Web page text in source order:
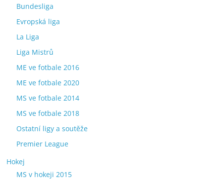
Bundesliga
Evropská liga
La Liga
Liga Mistrů
ME ve fotbale 2016
ME ve fotbale 2020
MS ve fotbale 2014
MS ve fotbale 2018
Ostatní ligy a soutěže
Premier League
Hokej
MS v hokeji 2015